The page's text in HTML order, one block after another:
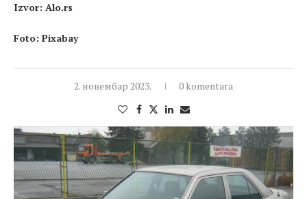
Izvor: Alo.rs
Foto: Pixabay
2. новембар 2023. 0 komentara